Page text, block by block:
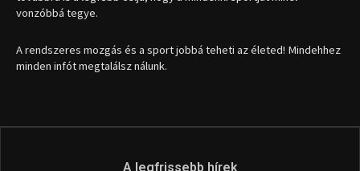
vonzóbbá tegye.
A rendszeres mozgás és a sport jobbá teheti az életed! Mindehhez
minden infót megtalálsz nálunk.
A legfrissebb hírek